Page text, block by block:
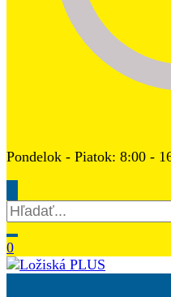
Pondelok - Piatok: 8:00 -
Hľadať:
0